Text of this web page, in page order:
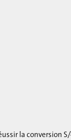
la conversion